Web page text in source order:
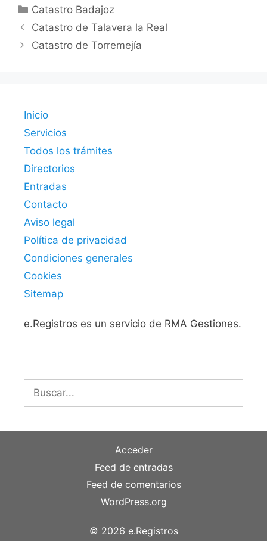
Categorías
Catastro Badajoz
Catastro de Talavera la Real
Catastro de Torremejía
Inicio
Servicios
Todos los trámites
Directorios
Entradas
Contacto
Aviso legal
Política de privacidad
Condiciones generales
Cookies
Sitemap
e.Registros es un servicio de RMA Gestiones.
Acceder
Feed de entradas
Feed de comentarios
WordPress.org
© 2026 e.Registros